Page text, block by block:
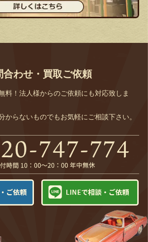
合わせ・買取ご依頼
料！法人様からのご依頼にも対応致しま
からないものでもお気軽にご相談下さい。